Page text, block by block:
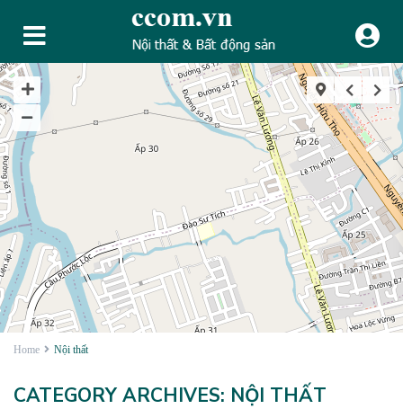
Home Nội thất
CATEGORY ARCHIVES: NỘI THẤT